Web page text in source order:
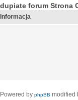
dupiate forum Strona
Informacja
Powered by phpBB modified